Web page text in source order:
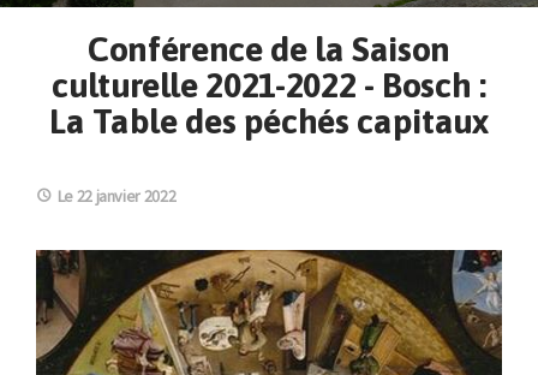
Conférence de la Saison
culturelle 2021-2022 - Bosch :
La Table des péchés capitaux
Le 22 janvier 2022